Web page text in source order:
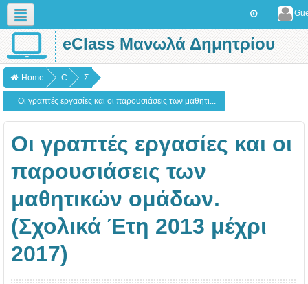
English (en) eClass Μανωλά Δημητρίου
Home
C
o
e
s
Σ
χ
κ
ά
τ
Οι γραπτές εργασίες και οι παρουσιάσεις των μαθητι...
Οι γραπτές εργασίες και οι
παρουσιάσεις των
μαθητικών ομάδων.
(Σχολικά Έτη 2013 μέχρι
2017)